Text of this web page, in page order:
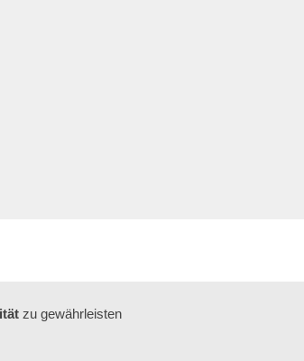
zu gewährleisten